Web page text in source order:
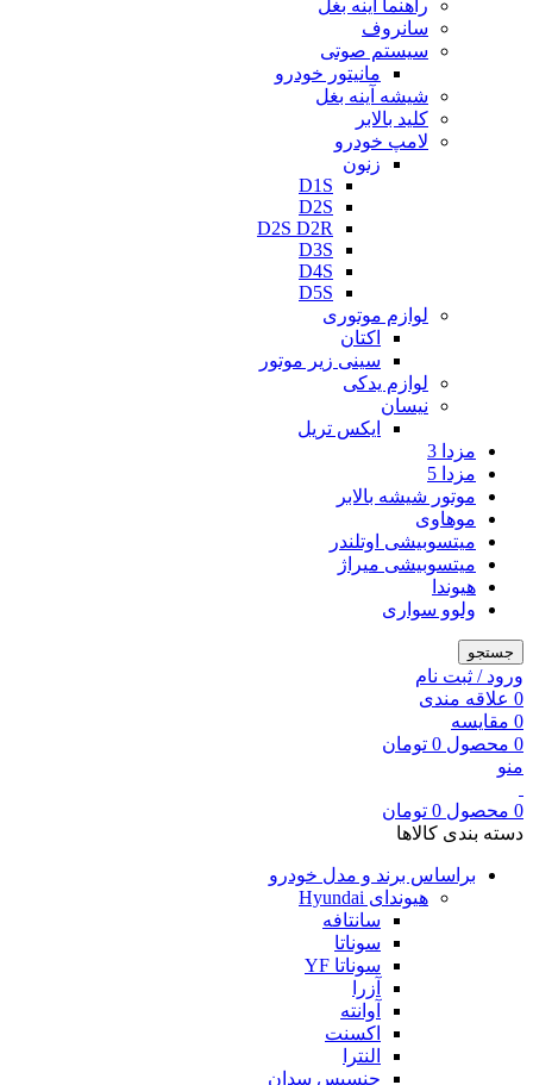
راهنما آینه بغل
سانروف
سیستم صوتی
مانیتور خودرو
شیشه آینه بغل
کلید بالابر
لامپ خودرو
زنون
D1S
D2S
D2S D2R
D3S
D4S
D5S
لوازم موتوری
اکتان
سینی زیر موتور
لوازم یدکی
نیسان
ایکس تریل
مزدا 3
مزدا 5
موتور شیشه بالابر
موهاوی
میتسوبیشی اوتلندر
میتسوبیشی میراژ
هیوندا
ولوو سواری
جستجو
ورود / ثبت نام
0 علاقه مندی
0 مقایسه
0 محصول 0 تومان
منو
0 محصول 0 تومان
دسته بندی کالاها
براساس برند و مدل خودرو
هیوندای Hyundai
سانتافه
سوناتا
سوناتا YF
آزرا
آوانته
اکسنت
النترا
جنسیس سدان